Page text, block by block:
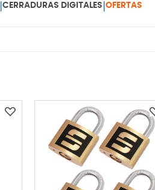
|CERRADURAS DIGITALES |OFERTAS